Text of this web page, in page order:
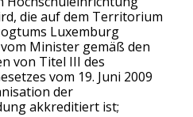
die auf dem Territorium
Luxemburg
Minister gemäß den
von Titel III des
vom 19. Juni 2009
der
akkreditiert ist;